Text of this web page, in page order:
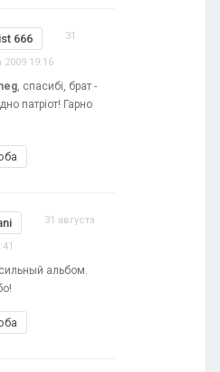
666 31
2009 19:16
, спасибі, брат -
патріот! Гарно
31 августа
альбом.